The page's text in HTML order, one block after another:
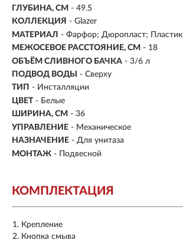
ГЛУБИНА, СМ - 49.5
КОЛЛЕКЦИЯ - Glazer
МАТЕРИАЛ - Фарфор; Дюропласт; Пластик
МЕЖОСЕВОЕ РАССТОЯНИЕ, СМ - 18
ОБЪЁМ СЛИВНОГО БАЧКА - 3/6 л
ПОДВОД ВОДЫ
- Сверху
ТИП - Инсталляции
ЦВЕТ - Белые
ШИРИНА, СМ - 36
УПРАВЛЕНИЕ - Механическое
НАЗНАЧЕНИЕ - Для унитаза
МОНТАЖ - Подвесной
КОМПЛЕКТАЦИЯ
Крепление
Кнопка смыва